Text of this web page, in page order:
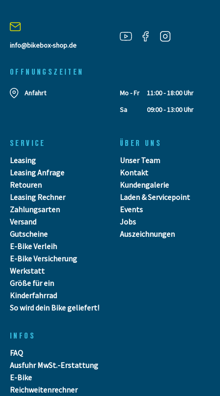
info@bikebox-shop.de
OFFNUNGSZEITEN
Anfahrt Mo - Fr
11:00 - 18:00 Uhr
Sa
09:00 - 13:00 Uhr
SERVICE
Leasing
Leasing Anfrage
Retouren
Leasing Rechner
Zahlungsarten
Versand
Gutscheine
E-Bike Verleih
E-Bike Versicherung
Werkstatt
Größe für ein
Kinderfahrrad
So wird dein Bike geliefert!
ÜBER UNS
Unser Team
Kontakt
Kundengalerie
Laden & Servicepoint
Events
Jobs
Auszeichnungen
INFOS
FAQ
Ausfuhr MwSt.-Erstattung
E-Bike
Reichweitenrechner